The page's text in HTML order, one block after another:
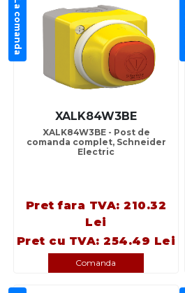
La comanda
XALK84W3BE
XALK84W3BE - Post de
comanda complet, Schneider
Electric
Pret fara TVA: 210.32
Lei
Pret cu TVA: 254.49 Lei
Comanda